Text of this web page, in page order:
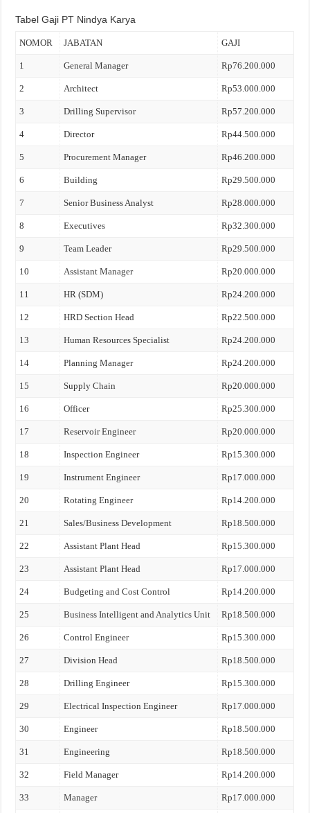
Tabel Gaji PT Nindya Karya
NOMOR JABATAN GAJI
1 General Manager Rp76.200.000
2 Architect Rp53.000.000
3 Drilling Supervisor Rp57.200.000
4 Director Rp44.500.000
5 Procurement Manager Rp46.200.000
6 Building Rp29.500.000
7 Senior Business Analyst Rp28.000.000
8 Executives Rp32.300.000
9 Team Leader Rp29.500.000
10 Assistant Manager Rp20.000.000
11 HR (SDM) Rp24.200.000
12 HRD Section Head Rp22.500.000
13 Human Resources Specialist Rp24.200.000
14 Planning Manager Rp24.200.000
15 Supply Chain Rp20.000.000
16 Officer Rp25.300.000
17 Reservoir Engineer Rp20.000.000
18 Inspection Engineer Rp15.300.000
19 Instrument Engineer Rp17.000.000
20 Rotating Engineer Rp14.200.000
21 Sales/Business Development Rp18.500.000
22 Assistant Plant Head Rp15.300.000
23 Assistant Plant Head Rp17.000.000
24 Budgeting and Cost Control Rp14.200.000
25 Business Intelligent and Analytics Unit Rp18.500.000
26 Control Engineer Rp15.300.000
27 Division Head Rp18.500.000
28 Drilling Engineer Rp15.300.000
29 Electrical Inspection Engineer Rp17.000.000
30 Engineer Rp18.500.000
31 Engineering Rp18.500.000
32 Field Manager Rp14.200.000
33 Manager Rp17.000.000